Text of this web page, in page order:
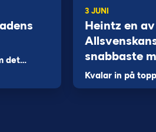
det…
3 JUNI
Heintz en av
snabbaste
Kvalar in på